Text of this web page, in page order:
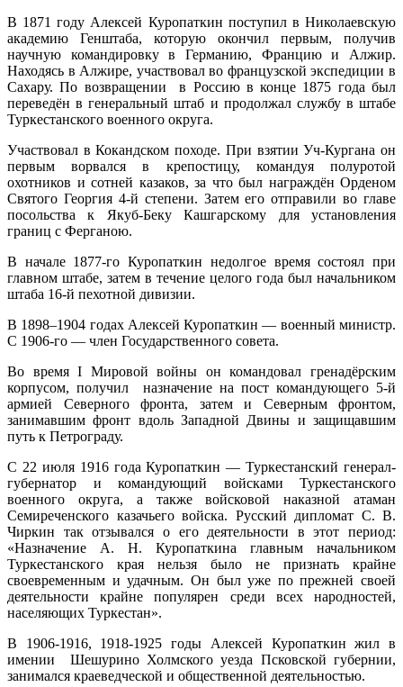
В 1871 году Алексей Куропаткин поступил в Николаевскую
академию Генштаба, которую окончил первым, получив
научную командировку в Германию, Францию и Алжир.
Находясь в Алжире, участвовал во французской экспедиции в
Сахару. По возвращении в Россию в конце 1875 года был
переведён в генеральный штаб и продолжал службу в штабе
Туркестанского военного округа.
Участвовал в Кокандском походе. При взятии Уч-Кургана он
первым ворвался в крепостицу, командуя полуротой
охотников и сотней казаков, за что был награждён Орденом
Святого Георгия 4-й степени. Затем его отправили во главе
посольства к Якуб-Беку Кашгарскому для установления
границ с Ферганою.
В начале 1877-го Куропаткин недолгое время состоял при
главном штабе, затем в течение целого года был начальником
штаба 16-й пехотной дивизии.
В 1898–1904 годах Алексей Куропаткин — военный министр.
С 1906-го — член Государственного совета.
Во время I Мировой войны он командовал гренадёрским
корпусом, получил назначение на пост командующего 5-й
армией Северного фронта, затем и Северным фронтом,
занимавшим фронт вдоль Западной Двины и защищавшим
путь к Петрограду.
С 22 июля 1916 года Куропаткин — Туркестанский генерал-
губернатор и командующий войсками Туркестанского
военного округа, а также войсковой наказной атаман
Семиреченского казачьего войска. Русский дипломат С. В.
Чиркин так отзывался о его деятельности в этот период:
«Назначение А. Н. Куропаткина главным начальником
Туркестанского края нельзя было не признать крайне
своевременным и удачным. Он был уже по прежней своей
деятельности крайне популярен среди всех народностей,
населяющих Туркестан».
В 1906-1916, 1918-1925 годы Алексей Куропаткин жил в
имении Шешурино Холмского уезда Псковской губернии,
занимался краеведческой и общественной деятельностью.